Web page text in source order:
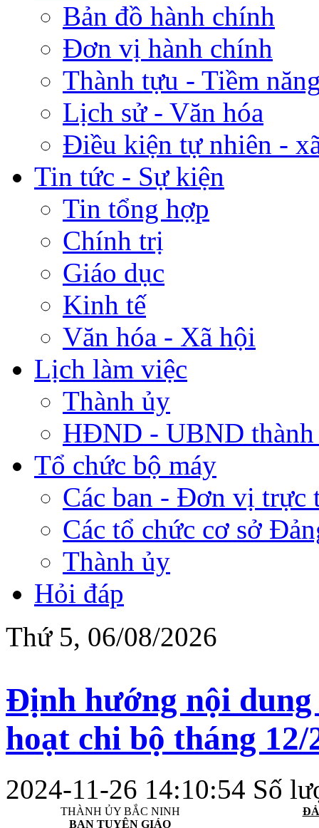
Bản đồ hành chính
Đơn vị hành chính
Thành tựu - Tiềm
Lịch sử - Văn hóa
Điều kiện tự nhiên -
Tin tức - Sự kiện
Tin tổng hợp
Chính trị
Giáo dục
Kinh tế
Văn hóa - Xã hội
Lịch làm việc
Thành ủy
HĐND - UBND thành
Tổ chức bộ máy
Các ban - Đơn vị trực
Các tổ chức cơ sở
Thành ủy
Hỏi đáp
Thứ 5, 06/08/2026
Định hướng nội
hoạt chi bộ tháng 12/
2024-11-26 14:10:54 Số
THÀNH ỦY BẮC NINH
BAN TUYÊN GIÁO